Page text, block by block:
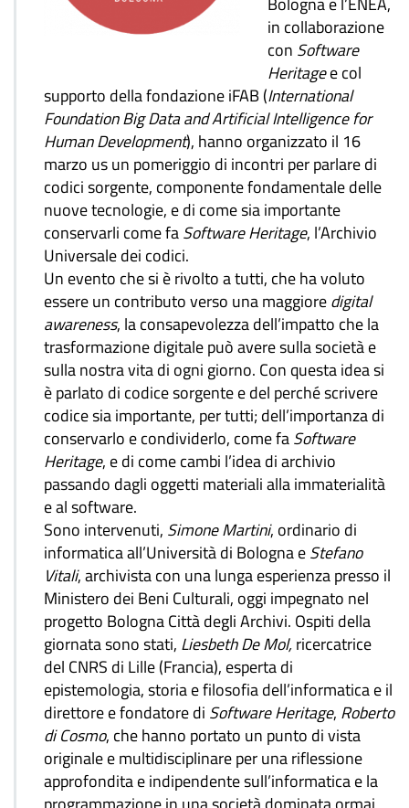
in collaborazione
con Software
Heritagee col
supporto della fondazione iFAB (International
Foundation Big Data and Artificial Intelligence for
Human Development), hanno organizzato il 16
marzo us un pomeriggio di incontri per parlare di
codici sorgente, componente fondamentale delle
nuove tecnologie, e di come sia importante
conservarli come faSoftware Heritage, l’Archivio
Universale dei codici.
Un evento che si è rivolto a tutti, che ha voluto
essere un contributo verso una maggioredigital
awareness, la consapevolezza dell’impatto che la
trasformazione digitale può avere sulla società e
sulla nostra vita di ogni giorno. Con questa idea si
è parlato di codice sorgente e del perché scrivere
codice sia importante, per tutti; dell’importanza di
conservarlo e condividerlo, come faSoftware
Heritage, e di come cambi l’idea di archivio
passando dagli oggetti materiali alla immaterialità
e al software.
Sono intervenuti, Simone Martini, ordinario di
informatica all’Università di Bologna eStefano
Vitali, archivista con una lunga esperienza presso il
Ministero dei Beni Culturali, oggi impegnato nel
progetto Bologna Città degli Archivi. Ospiti della
giornata sono stati, Liesbeth De Mol,ricercatrice
del CNRS di Lille (Francia), esperta di
epistemologia, storia e filosofia dell’informatica e il
direttore e fondatore di Software Heritage, Roberto
di Cosmo, che hanno portato un punto di vista
originale e multidisciplinare per una riflessione
approfondita e indipendente sull’informatica e la